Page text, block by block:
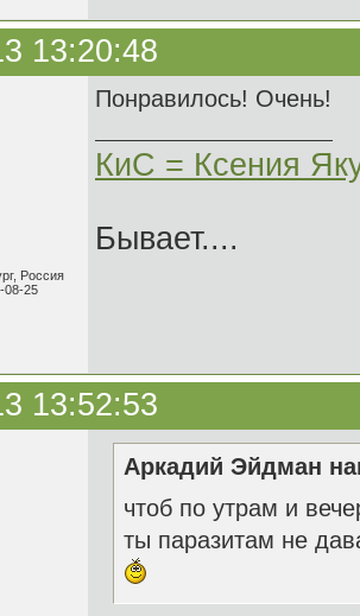
13:20:48
Россия
08-25
Понравилось! Очень!
КиС = Ксения
Бывает....
13:52:53
Аркадий Эйдман
чтоб по утрам и
ты паразитам не